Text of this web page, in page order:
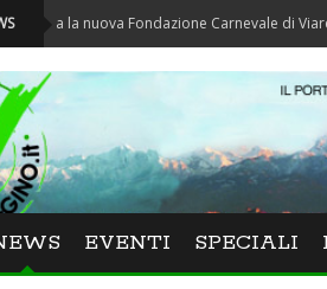
nuova Fondazione Carnevale di Viareggio
EVENTI SPECIALI